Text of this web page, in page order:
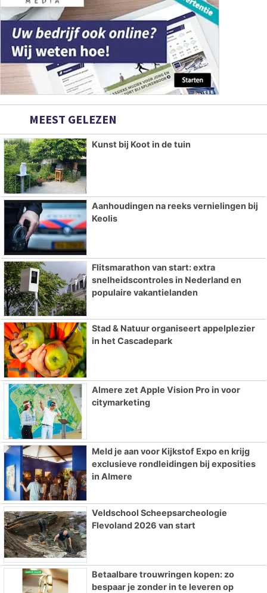
MEEST GELEZEN
Kunst bij Koot in de tuin
Aanhoudingen na reeks vernielingen bij
Keolis
Flitsmarathon van start: extra
snelheidscontroles in Nederland en
populaire vakantielanden
Stad & Natuur organiseert appelplezier
in het Cascadepark
Almere zet Apple Vision Pro in voor
citymarketing
Meld je aan voor Kijkstof Expo en krijg
exclusieve rondleidingen bij exposities
in Almere
Veldschool Scheepsarcheologie
Flevoland 2026 van start
Betaalbare trouwringen kopen: zo
bespaar je zonder in te leveren op